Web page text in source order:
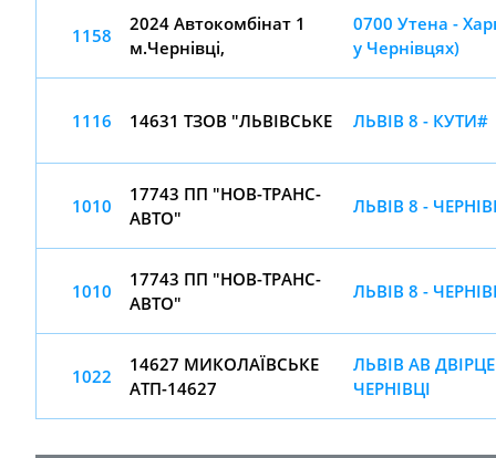
1158
2024 Автoкомбiнaт 1
м.Чернівці,
0700 Утена -
у Чернівцях)
1116 14631 ТЗОВ "ЛЬВІВСЬКЕ ЛЬВІВ 8 - КУТИ#
1010
17743 ПП "НОВ-ТРАНС-
АВТО"
ЛЬВІВ 8 -
1010
17743 ПП "НОВ-ТРАНС-
АВТО"
ЛЬВІВ 8 -
1022
14627 МИКОЛАЇВСЬКЕ
АТП-14627
ЛЬВІВ АВ
ЧЕРНІВЦІ